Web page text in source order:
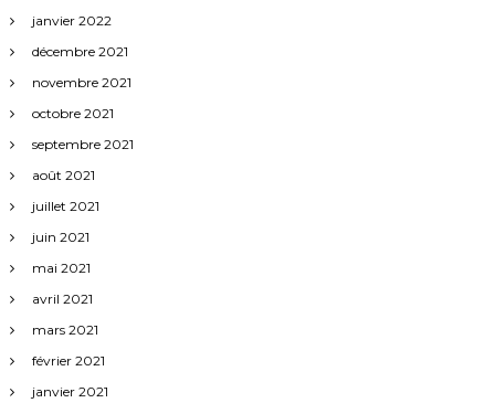
janvier 2022
décembre 2021
novembre 2021
octobre 2021
septembre 2021
août 2021
juillet 2021
juin 2021
mai 2021
avril 2021
mars 2021
février 2021
janvier 2021